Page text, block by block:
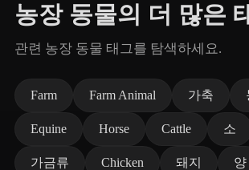
농장 동물의 더 많은
관련 농장 동물 태그를 탐색하세요.
Farm Farm Animal 가축
Equine Horse Cattle 소
가금류 Chicken 돼지 양